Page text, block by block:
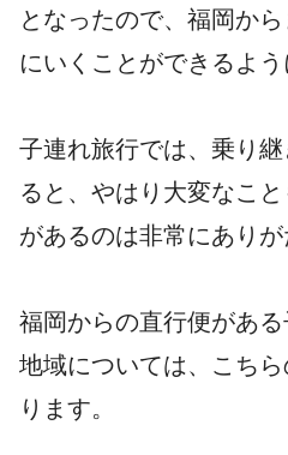
となったので、福岡か
にいくことができるよう
子連れ旅行では、乗り
ると、やはり大変なこ
があるのは非常にありが
福岡からの直行便があ
地域については、こち
ります。